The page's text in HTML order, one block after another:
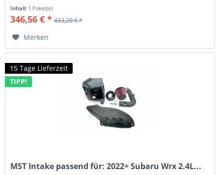
Inhalt 1 Paket(e)
346,56 € * 433,20 € *
Merken
15 Tage Lieferzeit
TIPP!
MST Intake passend für: 2022+ Subaru Wrx 2.4L...